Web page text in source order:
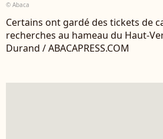
© Abaca
Certains ont gardé des tickets de
recherches au hameau du Haut-
Durand / ABACAPRESS.COM